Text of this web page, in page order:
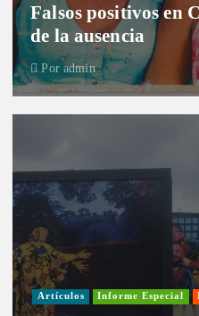
Falsos positivos en
de la ausencia
Por admin
Artículos Informe Especial